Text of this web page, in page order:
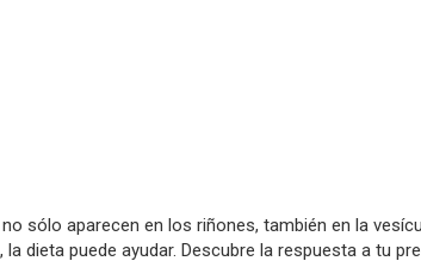
sólo aparecen en los riñones, también en la
dieta puede ayudar. Descubre la respuesta a tu